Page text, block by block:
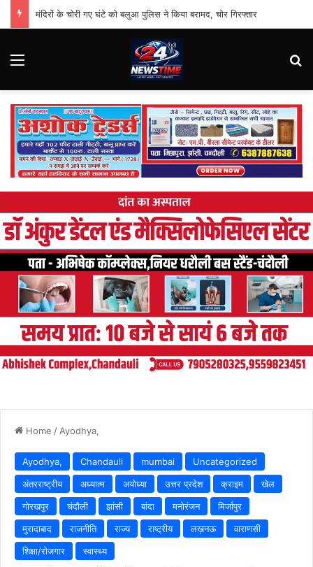
मंदिरों के चोरी गए घंटे को बलुआ पुलिस ने किया बरामद, चोर गिरफ्तार
Menu
Home / Ayodhya,
Ayodhya, Chandauli mumbai
Uncategorized
अंतरराष्ट्रीय
अध्यात्म अयोध्या उत्तर प्रदेश क्राइम
खेल
गोरखपुर
चंदौली झांसी बांदा मनोरंजन
मिर्जापुर
मुरादाबाद
राजनीति राज्य राष्ट्रीय लख़नऊ
वाराणसी
शिक्षा/रोजगार
स्वास्थ्य